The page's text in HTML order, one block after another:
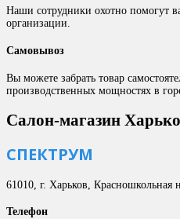
Наши сотрудники охотно помогут
организации.
Самовывоз
Вы можете забрать товар
производственных мощностях в
Салон-магазин
СПЕКТРУМ
61010, г. Харьков, Красношкольная
Телефон